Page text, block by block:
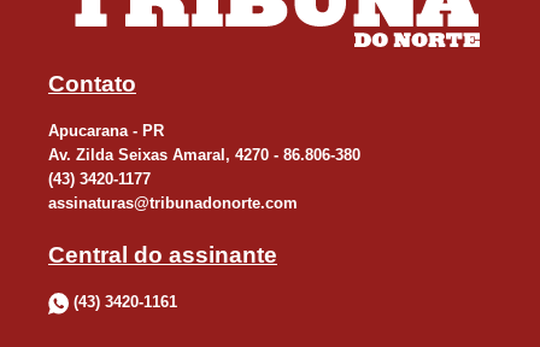
Contato
Apucarana - PR
Av. Zilda Seixas Amaral, 4270 - 86.806-380
(43) 3420-1177
assinaturas@tribunadonorte.com
Central do assinante
(43) 3420-1161